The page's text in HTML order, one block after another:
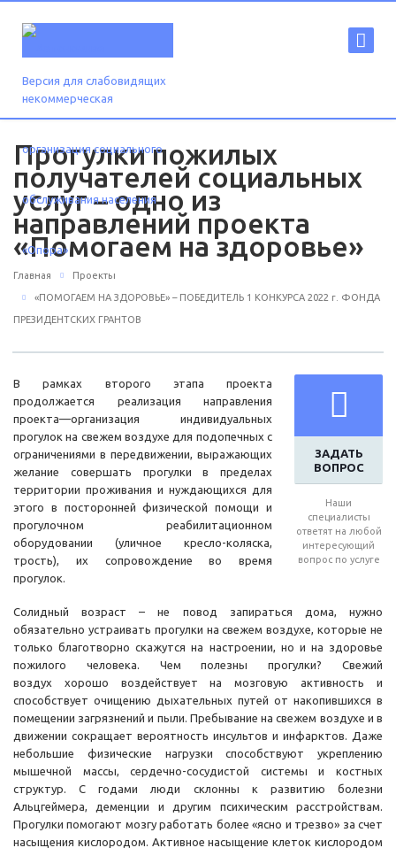
Версия для слабовидящих
Прогулки пожилых
получателей социальных
услуг – одно из
направлений проекта
«Помогаем на здоровье»
Главная Проекты
«ПОМОГАЕМ НА ЗДОРОВЬЕ» – ПОБЕДИТЕЛЬ 1 КОНКУРСА 2022 г. ФОНДА
ПРЕЗИДЕНТСКИХ ГРАНТОВ
ЗАДАТЬ
ВОПРОС
Наши
специалисты
ответят на любой
интересующий
вопрос по услуге
В рамках второго этапа проекта
продолжается реализация направления
проекта—организация индивидуальных
прогулок на свежем воздухе для подопечных с
ограничениями в передвижении, выражающих
желание совершать прогулки в пределах
территории проживания и нуждающихся для
этого в посторонней физической помощи и
прогулочном реабилитационном
оборудовании (уличное кресло-коляска,
трость), их сопровождение во время
прогулок.
Солидный возраст – не повод запираться дома, нужно
обязательно устраивать прогулки на свежем воздухе, которые не
только благотворно скажутся на настроении, но и на здоровье
пожилого человека. Чем полезны прогулки? Свежий
воздух хорошо воздействует на мозговую активность и
способствует очищению дыхательных путей от накопившихся в
помещении загрязнений и пыли. Пребывание на свежем воздухе и в
движении сокращает вероятность инсультов и инфарктов. Даже
небольшие физические нагрузки способствуют укреплению
мышечной массы, сердечно-сосудистой системы и костных
структур. С годами люди склонны к развитию болезни
Альцгеймера, деменции и другим психическим расстройствам.
Прогулки помогают мозгу работать более «ясно и трезво» за счет
насыщения кислородом. Активное насыщение клеток кислородом